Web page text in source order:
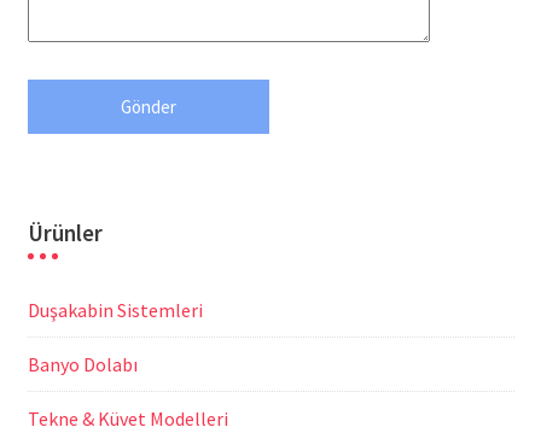
Ürünler
Duşakabin Sistemleri
Banyo Dolabı
Tekne & Küvet Modelleri